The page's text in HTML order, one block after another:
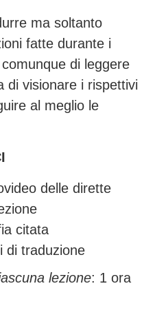
ma soltanto
fatte durante i
di leggere
di visionare i rispettivi
al meglio le
delle dirette
citata
di traduzione
lezione: 1 ora